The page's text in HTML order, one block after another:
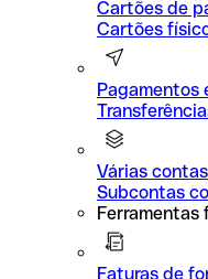
Cartões de
Cartões
Pagamentos
Várias contas
Subcontas
Ferramentas
Faturas de